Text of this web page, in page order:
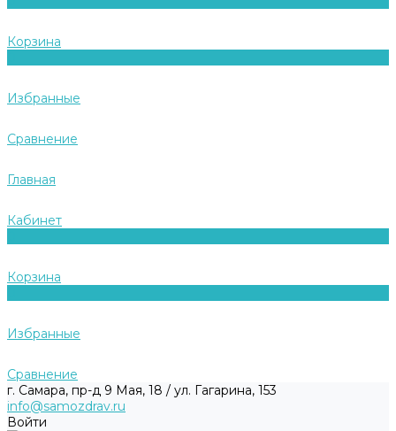
Корзина
Избранные
Сравнение
Главная
Кабинет
Корзина
Избранные
Сравнение
г. Самара, пр-д 9 Мая, 18 / ул. Гагарина, 153
info@samozdrav.ru
Войти